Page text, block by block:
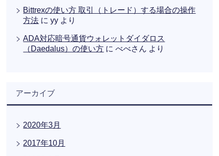
Bittrexの使い方 取引（トレード）する場合の操作
方法 にyy より
ADA対応暗号通貨ウォレットダイダロス
（Daedalus）の使い方 にべべさん より
アーカイブ
2020年3月
2017年10月